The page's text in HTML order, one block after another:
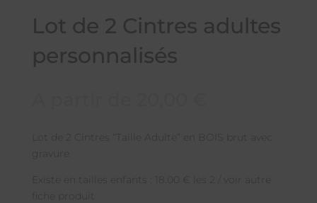
Lot de 2 Cintres adultes
personnalisés
Lot de 2 Cintres “Taille Adulte” en BOIS brut avec
gravure.
Existe en tailles enfants : 18.00 € les 2 / voir autre
fiche produit